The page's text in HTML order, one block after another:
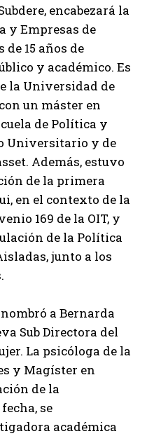
encabezará la
y Empresas de
15 años de
y académico. Es
la Universidad de
un máster en
de Política y
Universitario y de
Además, estuvo
de la primera
en el contexto de la
169 de la OIT, y
de la Política
junto a los
a Bernarda
Sub Directora del
La psicóloga de la
y Magíster en
de la
se
académica